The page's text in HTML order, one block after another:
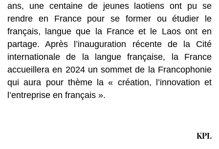
ans, une centaine de jeunes laotiens ont pu se
rendre en France pour se former ou étudier le
français, langue que la France et le Laos ont en
partage. Après l’inauguration récente de la Cité
internationale de la langue française, la France
accueillera en 2024 un sommet de la Francophonie
qui aura pour thème la « création, l’innovation et
l’entreprise en français ».
KPL